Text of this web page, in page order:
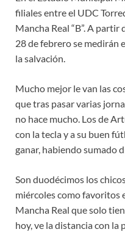
filiales entre el UDC
Mancha Real “B”. A
28 de febrero se medirán
la salvación.
Mucho mejor le van las
que tras pasar varias
no hace mucho. Los de
con la tecla y a su buen
ganar, habiendo sumado
Son duodécimos los
miércoles como favoritos
Mancha Real que solo
hoy, ve la distancia con la